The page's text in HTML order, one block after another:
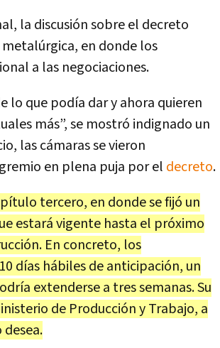
la discusión sobre el decreto
metalúrgica, en donde los
a las negociaciones.
lo que podía dar y ahora quieren
más”, se mostró indignado un
las cámaras se vieron
en plena puja por el decreto.
tercero, en donde se fijó un
estará vigente hasta el próximo
En concreto, los
días hábiles de anticipación, un
extenderse a tres semanas. Su
de Producción y Trabajo, a